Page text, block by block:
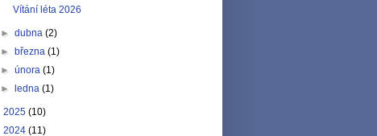
Vítání léta 2026
►dubna(2)
►března(1)
►února(1)
►ledna(1)
2025 (10)
2024 (11)